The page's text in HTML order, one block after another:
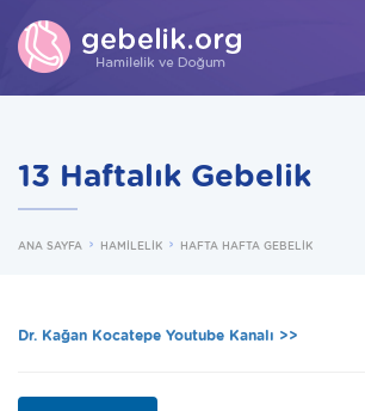
ARA
13 Haftalık Gebelik
ANA SAYFA HAMİLELİK HAFTA HAFTA GEBELİK
Dr. Kağan Kocatepe Youtube Kanalı >>